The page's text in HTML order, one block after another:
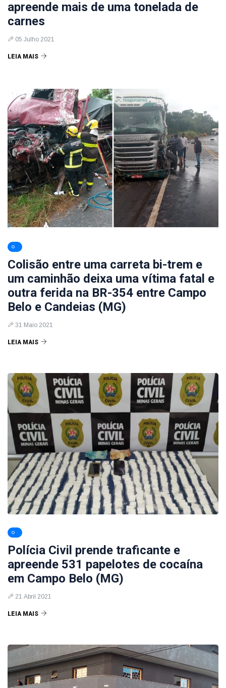
apreende mais de uma tonelada de
carnes
05 Julho 2021
LEIA MAIS
Colisão entre uma carreta bi-trem e
um caminhão deixa uma vítima fatal e
outra ferida na BR-354 entre Campo
Belo e Candeias (MG)
31 Maio 2021
LEIA MAIS
Polícia Civil prende traficante e
apreende 531 papelotes de cocaína
em Campo Belo (MG)
21 Abril 2021
LEIA MAIS